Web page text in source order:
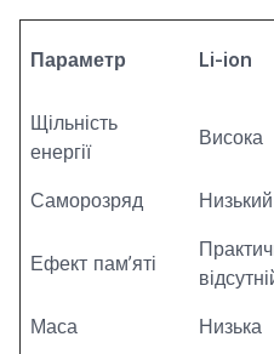
Параметр Li-ion
Щільність
енергії
Висока
Саморозряд Низький
Ефект пам’яті
Маса Низька